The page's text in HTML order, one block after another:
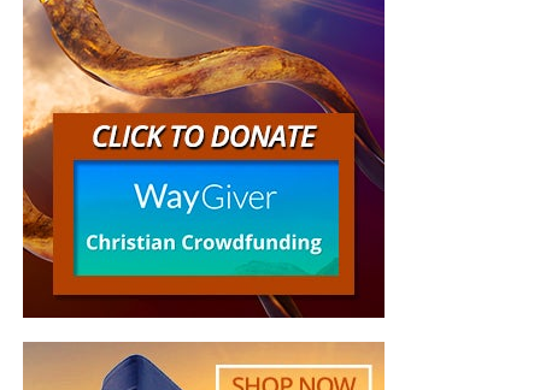
hendrerit neque in massa vestibulum, gravida dignissim
libero ullamcorper. Vestibulum pharetra elementum enim
tincidunt vulputate. Fusce ligula mi, dignissim vel lacus
ac, luctus ullamcorper erat. Phasellus fermentum iaculis
dui, sed aliquet libero vulputate at. Aenean dignissim eros
sit amet diam dapibus tempor. Donec vel enim faucibus,
volutpat eros ut, egestas dui.
Nam sit amet dolor lectus. Maecenas consectetur
bibendum nibh nec semper. Vestibulum posuere ornare
tellus eu suscipit. Morbi varius, quam eu posuere aliquam,
justo nunc ultricies nisl, tristique aliquam lorem risus
viverra erat. Ut nunc augue, posuere a efficitur eu, auctor
sed lectus. Mauris venenatis massa ullamcorper elit